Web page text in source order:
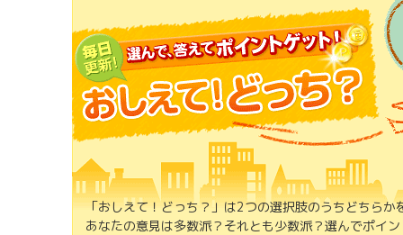
「おしえて！どっち？」は2つの選択肢のうちどちら
あなたの意見は多数派？それとも少数派？選んでポイ